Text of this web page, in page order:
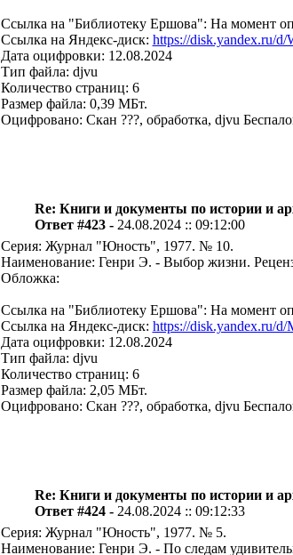
Ссылка на "Библиотеку Ершова": На момент
Ссылка на Яндекс-диск: https://disk.yandex.ru/
Дата оцифровки: 12.08.2024
Тип файла: djvu
Количество страниц: 6
Размер файла: 0,39 МБт.
Оцифровано: Скан ???, обработка, djvu
Re: Книги и документы по истории и
Ответ #423 - 24.08.2024 :: 09:12:00
Серия: Журнал "Юность", 1977. № 10.
Наименование: Генри Э. - Выбор жизни.
Обложка:
Ссылка на "Библиотеку Ершова": На момент
Ссылка на Яндекс-диск: https://disk.yandex.ru/
Дата оцифровки: 12.08.2024
Тип файла: djvu
Количество страниц: 6
Размер файла: 2,05 МБт.
Оцифровано: Скан ???, обработка, djvu
Re: Книги и документы по истории и
Ответ #424 - 24.08.2024 :: 09:12:33
Серия: Журнал "Юность", 1977. № 5.
Наименование: Генри Э. - По следам